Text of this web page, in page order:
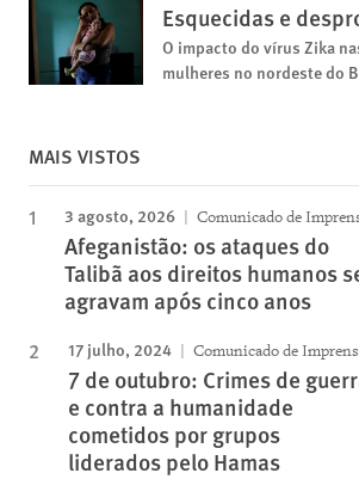
Esquecidas e
O impacto do vírus Zika
mulheres no nordeste do
MAIS VISTOS
3 agosto, 2026 Comunicado de
Afeganistão: os ataques do
Talibã aos direitos humanos
agravam após cinco anos
17 julho, 2024 Comunicado de
7 de outubro: Crimes de
e contra a humanidade
cometidos por grupos
liderados pelo Hamas